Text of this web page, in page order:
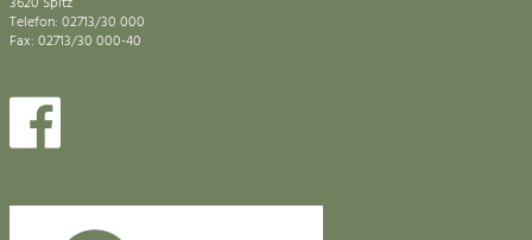
Telefon: 02713/30 000
Fax: 02713/30 000-40